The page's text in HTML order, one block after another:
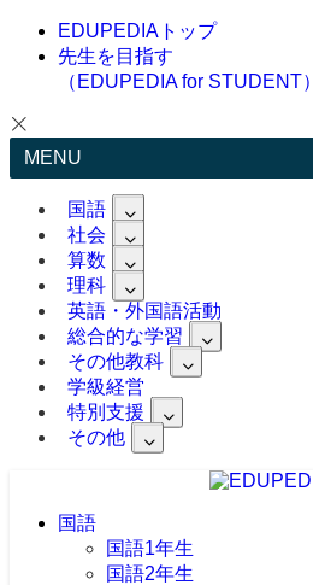
EDUPEDIAトップ
先生を目指す
（EDUPEDIA for STUDENT）
MENU
国語
社会
算数
理科
英語・外国語活動
総合的な学習
その他教科
学級経営
特別支援
その他
国語
国語1年生
国語2年生